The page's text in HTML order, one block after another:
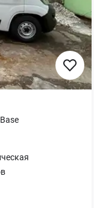
Base